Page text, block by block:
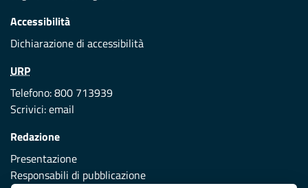
Accessibilità
Dichiarazione di accessibilità
URP
Telefono: 800 713939
Scrivici:email
Redazione
Presentazione
Responsabili di pubblicazione